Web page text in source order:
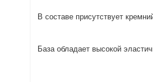
В составе присутствует
База обладает высокой